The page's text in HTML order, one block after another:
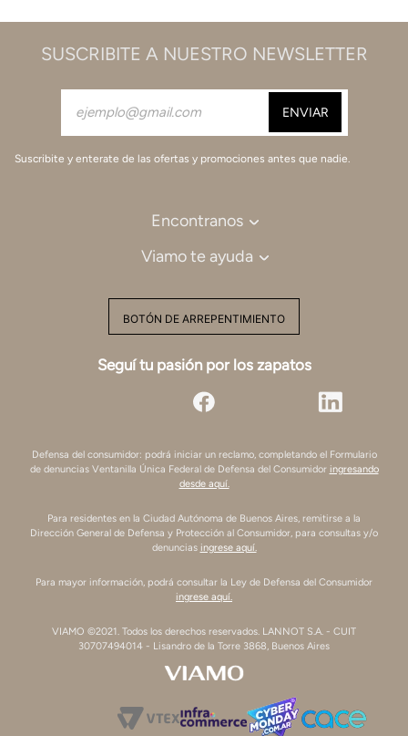
SUSCRIBITE A NUESTRO NEWSLETTER
Suscribite y enterate de las ofertas y promociones antes que nadie.
Encontranos
Viamo te ayuda
BOTÓN DE ARREPENTIMIENTO
Seguí tu pasión por los zapatos
Defensa del consumidor: podrá iniciar un reclamo, completando el Formulario
de denuncias Ventanilla Única Federal de Defensa del Consumidor ingresando
desde aquí.
Para residentes en la Ciudad Autónoma de Buenos Aires, remitirse a la
Dirección General de Defensa y Protección al Consumidor, para consultas y/o
denuncias ingrese aquí.
Para mayor información, podrá consultar la Ley de Defensa del Consumidor
ingrese aquí.
VIAMO ©2021. Todos los derechos reservados. LANNOT S.A. - CUIT
30707494014 - Lisandro de la Torre 3868, Buenos Aires